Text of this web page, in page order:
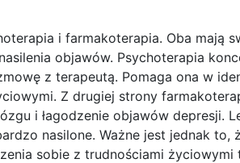
i farmakoterapia. Oba mają
objawów. Psychoterapia
z terapeutą. Pomaga ona w
Z drugiej strony
i łagodzenie objawów depresji.
nasilone. Ważne jest jednak to,
sobie z trudnościami życiowymi